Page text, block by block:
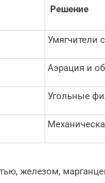
Решение
Умягчители
Аэрация и
Угольные
железом,